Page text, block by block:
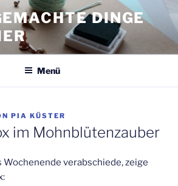
DINGE
Menü
PIA KÜSTER
im Mohnblütenzauber
Wochenende verabschiede, zeige